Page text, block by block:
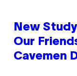
New
Our
Cavemen